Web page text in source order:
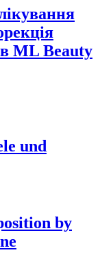
в ML Beauty
und
by